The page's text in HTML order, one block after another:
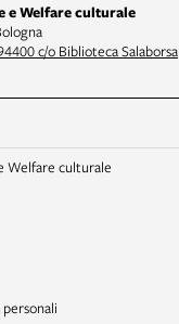
e Welfare culturale
c/o Biblioteca Salaborsa
Welfare culturale